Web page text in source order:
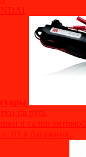
на руль
в салон автомоб
3D в багажник.